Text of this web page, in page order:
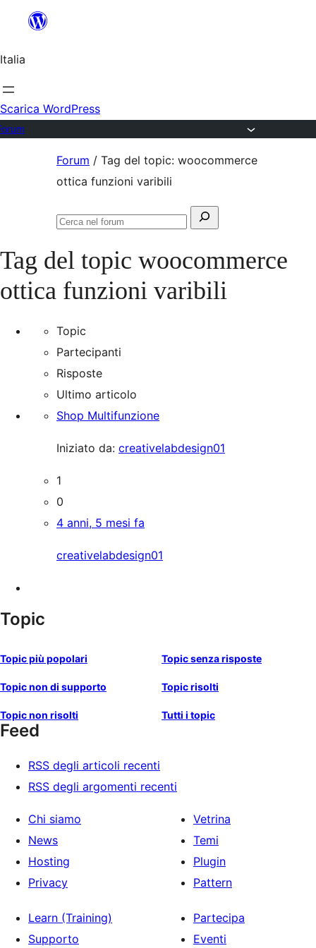
contenuto
Italia
Scarica WordPress
Forum / Tag del topic: woocommerce
ottica funzioni varibili
Cerca:
Cerca
Tag del topic woocommerce
ottica funzioni varibili
Topic
Partecipanti
Risposte
Ultimo articolo
Shop Multifunzione
Iniziato da: creativelabdesign01
1
0
4 anni, 5 mesi fa
creativelabdesign01
Topic
Topic più popolari Topic senza risposte
Topic non di supporto Topic risolti
Topic non risolti Tutti i topic
Feed
RSS degli articoli recenti
RSS degli argomenti recenti
Chi siamo
News
Hosting
Privacy
Vetrina
Temi
Plugin
Pattern
Learn (Training)
Supporto
Partecipa
Eventi